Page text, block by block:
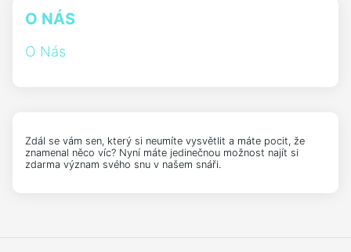
O NÁS
O Nás
Zdál se vám sen, který si neumíte vysvětlit a máte pocit, že
znamenal něco víc? Nyní máte jedinečnou možnost najít si
zdarma význam svého snu v našem snáři.